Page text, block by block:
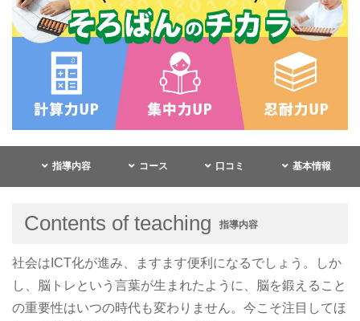
指導内容 コース 口コミ 基本情報
Contents of teaching 指導内容
社会はICT化が進み、ますます便利になるでしょう。しか
し、脳トレという言葉が生まれたように、脳を鍛えること
の重要性はいつの時代も変わりません。今こそ注目してほ